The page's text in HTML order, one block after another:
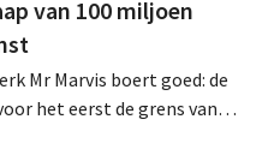
van 100 miljoen
Mr Marvis boert goed: de
het eerst de grens van